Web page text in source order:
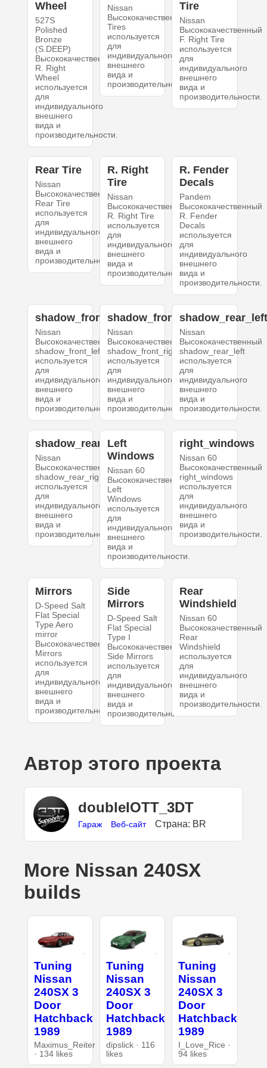
Wheel
527S
Polished
Bronze
(S.DEEP)
Высококачественный
R. Right
Wheel
используется
для
индивидуального
внешнего
вида и
производительности.
Nissan
Высококачественный
Tires
используется
для
индивидуального
внешнего
вида и
производительности.
Tire
Nissan
Высококачественный
F. Right Tire
используется
для
индивидуального
внешнего
вида и
производительности.
Rear Tire
Nissan
Высококачественный
Rear Tire
используется
для
индивидуального
внешнего
вида и
производительности.
R. Right
Tire
Nissan
Высококачественный
R. Right Tire
используется
для
индивидуального
внешнего
вида и
производительности.
R. Fender
Decals
Pandem
Высококачественный
R. Fender
Decals
используется
для
индивидуального
внешнего
вида и
производительности.
shadow_front_left
Nissan
Высококачественный
shadow_front_left
используется
для
индивидуального
внешнего
вида и
производительности.
shadow_front_right
Nissan
Высококачественный
shadow_front_right
используется
для
индивидуального
внешнего
вида и
производительности.
Nissan
Высококачественный
shadow_rear_left
используется
для
индивидуального
внешнего
вида и
производительности.
shadow_rear_right
Nissan
Высококачественный
shadow_rear_right
используется
для
индивидуального
внешнего
вида и
производительности.
Left
Windows
Nissan 60
Высококачественный
Left
Windows
используется
для
индивидуального
внешнего
вида и
производительности.
right_windows
Nissan 60
Высококачественный
right_windows
используется
для
индивидуального
внешнего
вида и
производительности.
Mirrors
D-Speed Salt
Flat Special
Type Aero
mirror
Высококачественный
Mirrors
используется
для
индивидуального
внешнего
вида и
производительности.
Side
Mirrors
D-Speed Salt
Flat Special
Type I
Высококачественный
Side Mirrors
используется
для
индивидуального
внешнего
вида и
производительности.
Rear
Windshield
Nissan 60
Высококачественный
Rear
Windshield
используется
для
индивидуального
внешнего
вида и
производительности.
Автор этого проекта
doubleIOTT_3DT
Гараж Веб-сайт Страна: BR
More Nissan 240SX
builds
Tuning
Nissan
240SX 3
Door
Hatchback
1989
Maximus_Reiter
· 134 likes
Tuning
Nissan
240SX 3
Door
Hatchback
1989
dipslick · 116
likes
Tuning
Nissan
240SX 3
Door
Hatchback
1989
I_Love_Rice ·
94 likes